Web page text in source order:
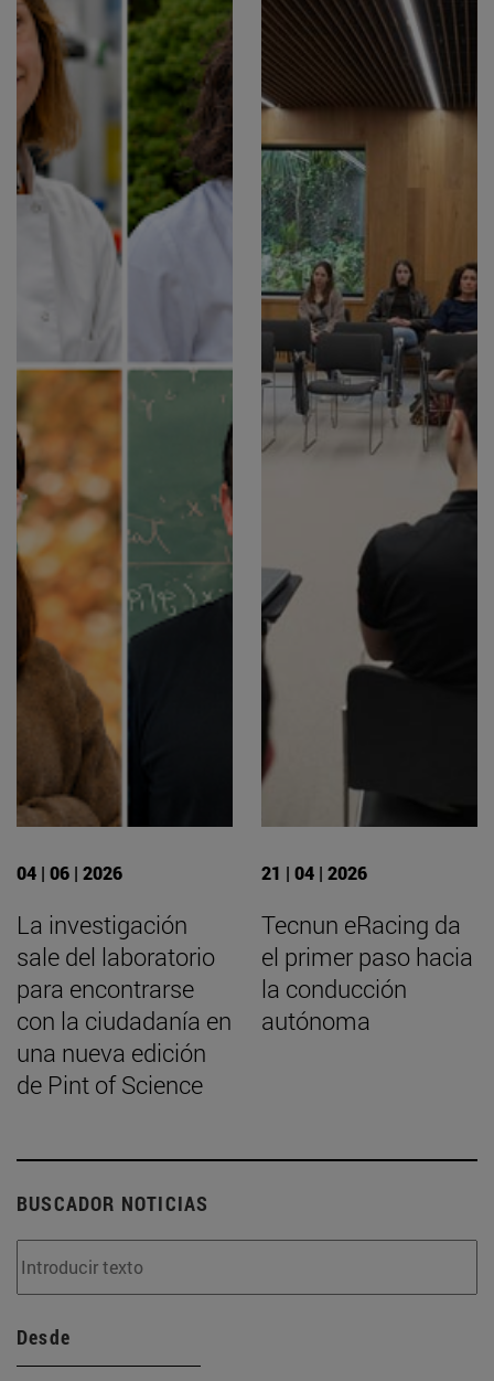
04 | 06 | 2026
La investigación
sale del laboratorio
para encontrarse
con la ciudadanía en
una nueva edición
de Pint of Science
21 | 04 | 2026
Tecnun eRacing da
el primer paso hacia
la conducción
autónoma
BUSCADOR NOTICIAS
Desde